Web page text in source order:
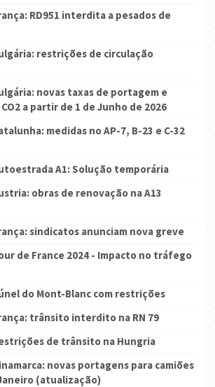
RD951 interdita a pesados de
restrições de circulação
novas taxas de portagem e
a partir de 1 de Junho de 2026
medidas no AP-7, B-23 e C-32
A1: Solução temporária
obras de renovação na A13
sindicatos anunciam nova greve
de France 2024 - Impacto no tráfego
do Mont-Blanc com restrições
trânsito interdito na RN 79
de trânsito na Hungria
novas portagens para camiões
(atualização)